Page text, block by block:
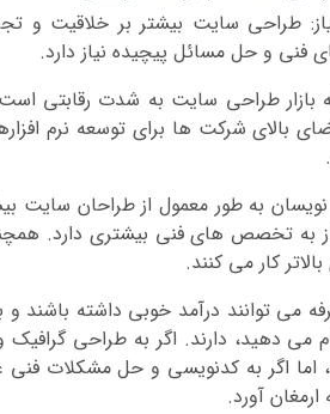
طراحی سایت بیشتر بر خلاقیت و
فنی و حل مسائل پیچیده نیاز دارد.
بازار طراحی سایت به شدت رقابتی است
بالای شرکت ها برای توسعه نرم
نویسان به طور معمول از طراحان
به تخصص های فنی بیشتری دارد.
کار می کنند.
می توانند درآمد خوبی داشته
می دهید، دارند. اگر به طراحی
اگر به کدنویسی و حل مشکلات فنی
آورد.